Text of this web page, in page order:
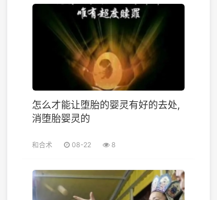
怎么才能让堕胎的婴灵有好的去处,
消堕胎婴灵的
和合术 08-22 8